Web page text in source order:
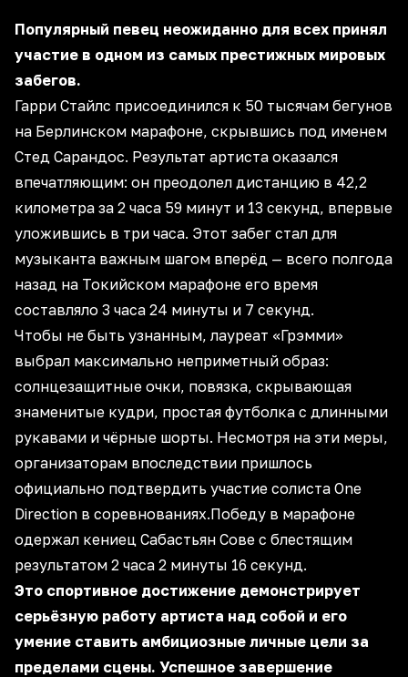
Популярный певец неожиданно для всех принял
участие в одном из самых престижных мировых
забегов.
Гарри Стайлс присоединился к 50 тысячам бегунов
на Берлинском марафоне, скрывшись под именем
Стед Сарандос. Результат артиста оказался
впечатляющим: он преодолел дистанцию в 42,2
километра за 2 часа 59 минут и 13 секунд, впервые
уложившись в три часа. Этот забег стал для
музыканта важным шагом вперёд — всего полгода
назад на Токийском марафоне его время
составляло 3 часа 24 минуты и 7 секунд.
Чтобы не быть узнанным, лауреат «Грэмми»
выбрал максимально неприметный образ:
солнцезащитные очки, повязка, скрывающая
знаменитые кудри, простая футболка с длинными
рукавами и чёрные шорты. Несмотря на эти меры,
организаторам впоследствии пришлось
официально подтвердить участие солиста One
Direction в соревнованиях.Победу в марафоне
одержал кениец Сабастьян Сове с блестящим
результатом 2 часа 2 минуты 16 секунд.
Это спортивное достижение демонстрирует
серьёзную работу артиста над собой и его
умение ставить амбициозные личные цели за
пределами сцены. Успешное завершение